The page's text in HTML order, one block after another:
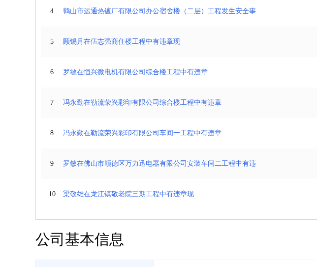
4 鹤山市运通热镀厂有限公司办公宿舍楼（二层）工程发生安全事
5 顾锡月在伍志强商住楼工程中有违章现
6 罗敏在恒兴微电机有限公司综合楼工程中有违章
7 冯永勤在勒流荣兴彩印有限公司综合楼工程中有违章
8 冯永勤在勒流荣兴彩印有限公司车间一工程中有违章
9 罗敏在佛山市顺德区万力迅电器有限公司安装车间二工程中有违
10 梁敬雄在龙江镇敬老院三期工程中有违章现
公司基本信息